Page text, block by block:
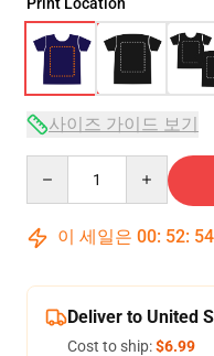
사이즈 가이드 보기
이 세일은 00: 52: 54
Deliver to United
Cost to ship:$6.99